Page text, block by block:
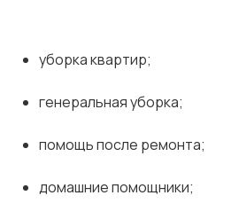
уборка квартир;
генеральная уборка;
помощь после ремонта;
домашние помощники;